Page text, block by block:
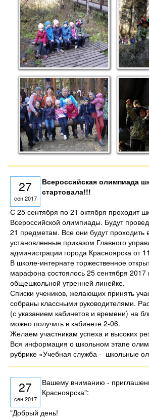
27
сен 2017
Всероссийская олимпиада
стартовала!!!
С 25 сентября по 21 октября проходит
Всероссийской олимпиады. Будут
21 предметам. Все они будут проходить
установленные приказом Главного
администрации города Красноярска от
В школе-интернате торжественное
марафона состоялось 25 сентября 2017
общешкольной утренней линейке.
Списки учеников, желающих принять
собраны классными руководителями.
(с указанием кабинетов и времени) на
можно получить в кабинете 2-06.
Желаем участникам успеха и высоких
Вся информация о школьном этапе
рубрике «Учебная служба - школьные
27
сен 2017
Вашему вниманию -
Красноярска":
"Добрый день!